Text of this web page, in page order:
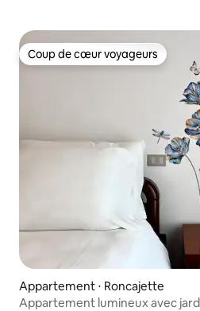
Coup de cœur voyageurs
Coup de cœur voyageurs
Appartement ⋅ Roncajette
Appartement lumineux avec